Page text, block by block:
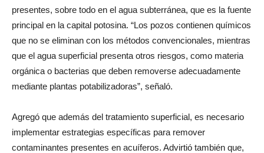
presentes, sobre todo en el agua subterránea, que es la fuente
principal en la capital potosina. “Los pozos contienen químicos
que no se eliminan con los métodos convencionales, mientras
que el agua superficial presenta otros riesgos, como materia
orgánica o bacterias que deben removerse adecuadamente
mediante plantas potabilizadoras”, señaló.
Agregó que además del tratamiento superficial, es necesario
implementar estrategias específicas para remover
contaminantes presentes en acuíferos. Advirtió también que,